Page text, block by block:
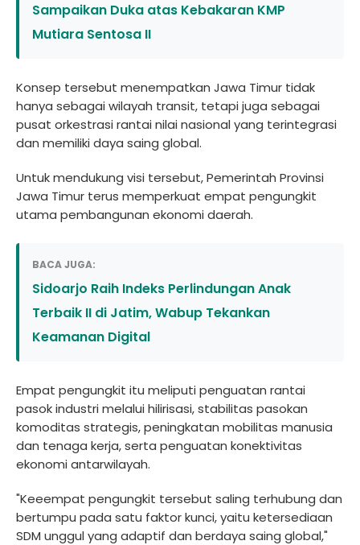
Sampaikan Duka atas Kebakaran KMP
Mutiara Sentosa II
Konsep tersebut menempatkan Jawa Timur tidak
hanya sebagai wilayah transit, tetapi juga sebagai
pusat orkestrasi rantai nilai nasional yang terintegrasi
dan memiliki daya saing global.
Untuk mendukung visi tersebut, Pemerintah Provinsi
Jawa Timur terus memperkuat empat pengungkit
utama pembangunan ekonomi daerah.
BACA JUGA:
Sidoarjo Raih Indeks Perlindungan Anak
Terbaik II di Jatim, Wabup Tekankan
Keamanan Digital
Empat pengungkit itu meliputi penguatan rantai
pasok industri melalui hilirisasi, stabilitas pasokan
komoditas strategis, peningkatan mobilitas manusia
dan tenaga kerja, serta penguatan konektivitas
ekonomi antarwilayah.
"Keeempat pengungkit tersebut saling terhubung dan
bertumpu pada satu faktor kunci, yaitu ketersediaan
SDM unggul yang adaptif dan berdaya saing global,"